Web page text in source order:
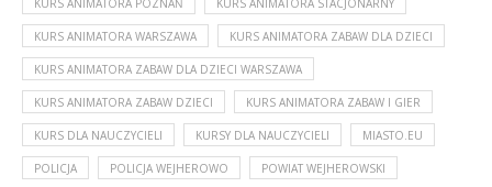
KURS ANIMATORA WARSZAWA KURS ANIMATORA ZABAW DLA DZIECI
KURS ANIMATORA ZABAW DLA DZIECI WARSZAWA
KURS ANIMATORA ZABAW DZIECI KURS ANIMATORA ZABAW I GIER
KURS DLA NAUCZYCIELI KURSY DLA NAUCZYCIELI MIASTO.EU
POLICJA POLICJA WEJHEROWO POWIAT WEJHEROWSKI